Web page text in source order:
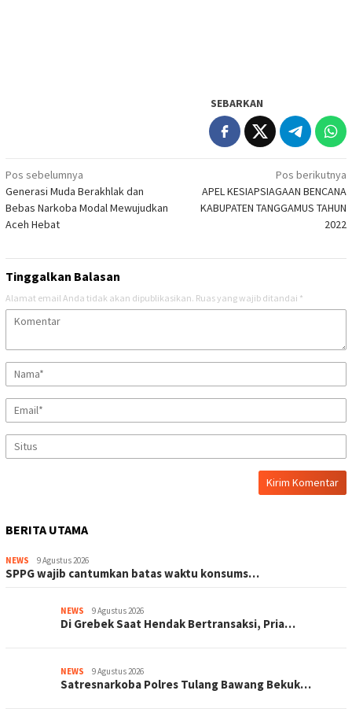
SEBARKAN
Navigasi
pos
Pos sebelumnya
Generasi Muda Berakhlak dan
Bebas Narkoba Modal Mewujudkan
Aceh Hebat
Pos berikutnya
APEL KESIAPSIAGAAN BENCANA
KABUPATEN TANGGAMUS TAHUN
2022
Tinggalkan Balasan
Alamat email Anda tidak akan dipublikasikan. Ruas yang wajib ditandai *
BERITA UTAMA
NEWS 9 Agustus 2026
SPPG wajib cantumkan batas waktu konsums…
NEWS 9 Agustus 2026
Di Grebek Saat Hendak Bertransaksi, Pria…
NEWS 9 Agustus 2026
Satresnarkoba Polres Tulang Bawang Bekuk…